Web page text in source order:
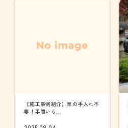
【施工事例紹介】草の手入れ不
要！手間いら...